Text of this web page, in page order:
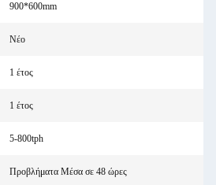
900*600mm
Νέο
1 έτος
1 έτος
5-800tph
Προβλήματα Μέσα σε 48 ώρες